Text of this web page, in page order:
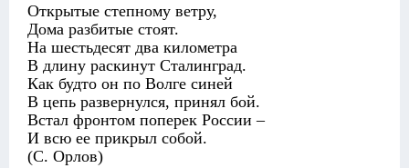
Открытые степному ветру,
Дома разбитые стоят.
На шестьдесят два километра
В длину раскинут Сталинград.
Как будто он по Волге синей
В цепь развернулся, принял бой.
Встал фронтом поперек России –
И всю ее прикрыл собой.
(С. Орлов)